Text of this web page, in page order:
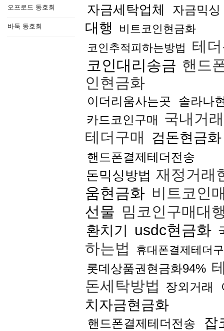
오프로드 동호회
바둑 동호회
자금세탁업체 자금믹싱
대행
비트코인현금화
코인추적피하는방법
테
코인대리송금 핸드
인현금화
이더리움사는곳
솔라나
카드코인구매
국내거
테더구매
검돈현금화
핸드폰결제테더전송
돈믹싱방법 재정거래
움현금화 비트코인
선물 밈코인구매대
환치기 usdc현금화
하는법 휴대폰결제테더
롯데상품권현금화94%
돈세탁방법
장외거래
치자금현금화
핸드폰결제테더전송 잡